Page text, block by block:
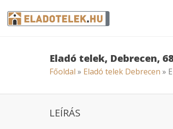
Eladó telek, Debrecen,
Főoldal » Eladó telek Debrecen »
LEÍRÁS